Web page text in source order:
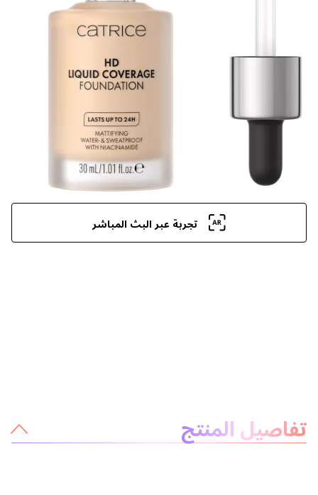
تجربة عبر البث المباشر
تفاصيل المنتج